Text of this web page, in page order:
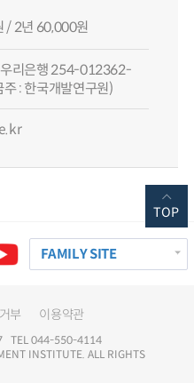
/ 2년 60,000원
우리은행 254-012362-
: 한국개발연구원)
FAMILY SITE
부 이용약관
TEL 044-550-4114
INSTITUTE. ALL RIGHTS
TOP